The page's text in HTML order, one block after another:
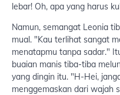
lebar! Oh, apa yang harus
Namun, semangat Leonia
mual. "Kau terlihat sangat
menatapmu tanpa sadar."
buaian manis tiba-tiba
yang dingin itu. "H-Hei,
menggemaskan dari wajah